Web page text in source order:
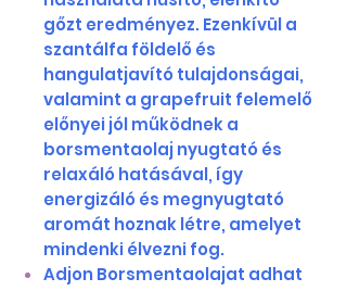
gőzt eredményez. Ezenkívül a
szantálfa földelő és
hangulatjavító tulajdonságai,
valamint a grapefruit felemelő
előnyei jól működnek a
borsmentaolaj nyugtató és
relaxáló hatásával, így
energizáló és megnyugtató
aromát hoznak létre, amelyet
mindenki élvezni fog.
Adjon Borsmentaolajat adhat